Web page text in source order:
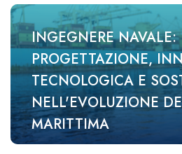
INGEGNERE NAVALE:
PROGETTAZIONE,
TECNOLOGICA E
NELL'EVOLUZIONE
MARITTIMA